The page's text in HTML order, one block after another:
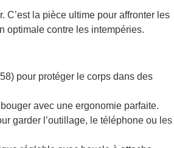
la pièce ultime pour affronter les
optimale contre les intempéries.
pour protéger le corps dans des
avec une ergonomie parfaite.
garder l’outillage, le téléphone ou les